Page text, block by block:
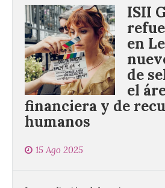
ISII
en
de
el
financiera y de
humanos
15 Ago 2025